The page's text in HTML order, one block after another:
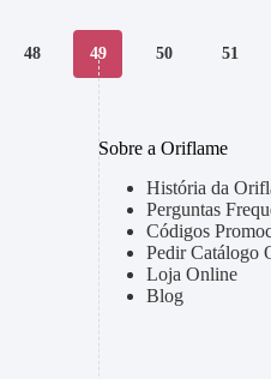
48 49 50 51
Sobre a Oriflame
História da
Perguntas
Códigos
Pedir Catálogo
Loja Online
Blog